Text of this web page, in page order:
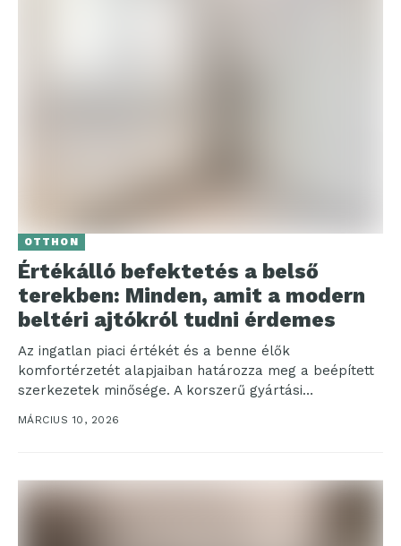
OTTHON
Értékálló befektetés a belső
terekben: Minden, amit a modern
beltéri ajtókról tudni érdemes
Az ingatlan piaci értékét és a benne élők
komfortérzetét alapjaiban határozza meg a beépített
szerkezetek minősége. A korszerű gyártási
eljárásoknak köszönhetően ma már...
MÁRCIUS 10, 2026